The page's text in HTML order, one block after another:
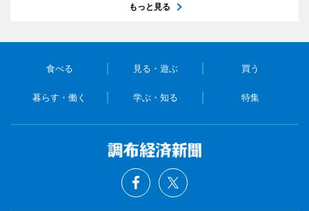
もっと見る
食べる 見る・遊ぶ 買う
暮らす・働く 学ぶ・知る 特集